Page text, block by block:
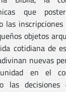
que
las inscripciones
objetos
cotidiana de
nuevas
en el
las decisiones